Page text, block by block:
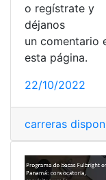
o regístrate y
déjanos
un comentario
esta página.
22/10/2022
carreras